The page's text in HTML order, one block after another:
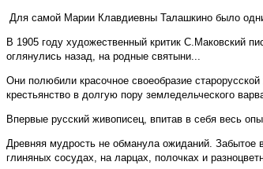
Для самой Марии Клавдиевны Талашкино было
В 1905 году художественный критик С.Маковский
оглянулись назад, на родные святыни...
Они полюбили красочное своеобразие
крестьянство в долгую пору земледельческого
Впервые русский живописец, впитав в себя весь
Древняя мудрость не обманула ожиданий. Забытое
глиняных сосудах, на ларцах, полочках и